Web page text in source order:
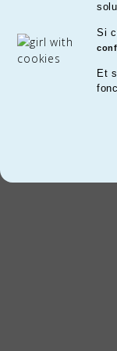
Si
Et
Prix